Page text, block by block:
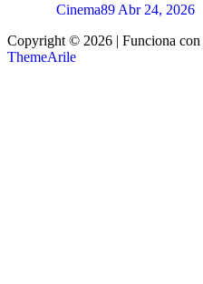
Cinema89 Abr 24, 2026
Copyright © 2026 | Funciona con
ThemeArile